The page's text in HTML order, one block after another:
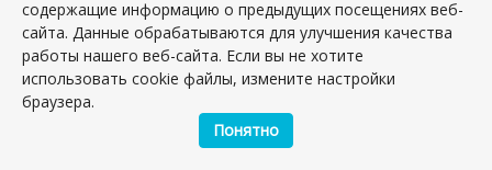
содержащие информацию о предыдущих посещениях веб-
сайта. Данные обрабатываются для улучшения качества
работы нашего веб-сайта. Если вы не хотите
использовать cookie файлы, измените настройки
браузера.
Понятно